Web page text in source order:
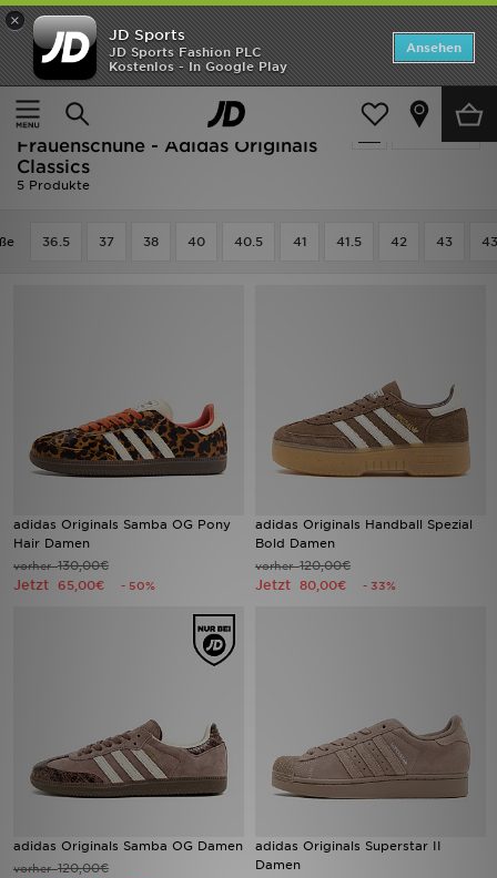
×
JD Sports
JD Sports Fashion PLC
Kostenlos - In Google Play
Ansehen
Home
Frauen Frauenschuhe
Verfeinern
Ausverkauf | Braun Adidas
Frauenschuhe - Adidas Originals
Classics
5 Produkte
36.5 37 38 40 40.5 41 41.5 42 43
adidas Originals Samba OG Pony
Hair Damen
vorher130,00€
Jetzt 65,00€ - 50%
adidas Originals Handball Spezial
Bold Damen
vorher120,00€
Jetzt 80,00€ - 33%
adidas Originals Samba OG Damen
vorher120,00€
adidas Originals Superstar II
Damen
ANGEBOTE
Neuheiten
Herren
Damen
Kinder
Sport
Filialfinder
Mein JD
Studenten
Blog